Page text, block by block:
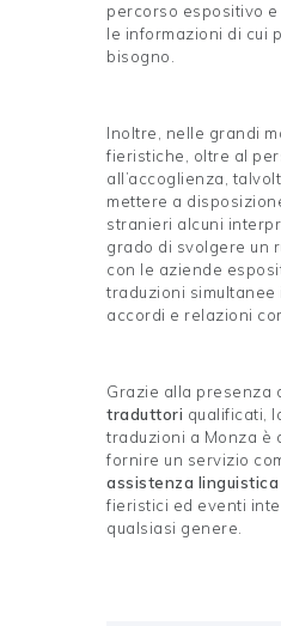
percorso espositivo
le informazioni di cui
bisogno.
Inoltre, nelle grandi
fieristiche, oltre al
all’accoglienza,
mettere a
stranieri alcuni
grado di svolgere un
con le aziende
traduzioni simultanee
accordi e relazioni
Grazie alla presenza
traduttori qualificati,
traduzioni a Monza è
fornire un servizio
assistenza linguistica
fieristici ed eventi
qualsiasi genere.